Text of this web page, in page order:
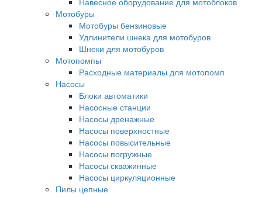
Мотобуры
Мотобуры бензиновые
Удлинители шнека для мотобуров
Шнеки для мотобуров
Мотопомпы
Расходные материалы для мотопомп
Насосы
Блоки автоматики
Насосные станции
Насосы дренажные
Насосы поверхностные
Насосы повысительные
Насосы погружные
Насосы скважинные
Насосы циркуляционные
Пилы цепные